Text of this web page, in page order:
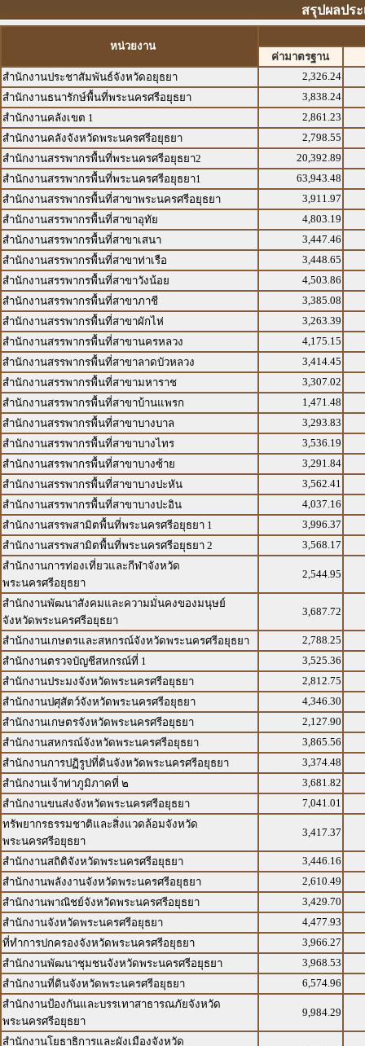
สรุปผลปร
หน่วยงาน
ค่ามาตรฐาน
สำนักงานประชาสัมพันธ์จังหวัดอยุธยา
2,326.24
สำนักงานธนารักษ์พื้นที่พระนครศรีอยุธยา
3,838.24
สำนักงานคลังเขต 1
2,861.23
สำนักงานคลังจังหวัดพระนครศรีอยุธยา
2,798.55
สำนักงานสรรพากรพื้นที่พระนครศรีอยุธยา2
20,392.89
สำนักงานสรรพากรพื้นที่พระนครศรีอยุธยา1
63,943.48
สำนักงานสรรพากรพื้นที่สาขาพระนครศรีอยุธยา
3,911.97
สำนักงานสรรพากรพื้นที่สาขาอุทัย
4,803.19
สำนักงานสรรพากรพื้นที่สาขาเสนา
3,447.46
สำนักงานสรรพากรพื้นที่สาขาท่าเรือ
3,448.65
สำนักงานสรรพากรพื้นที่สาขาวังน้อย
4,503.86
สำนักงานสรรพากรพื้นที่สาขาภาชี
3,385.08
สำนักงานสรรพากรพื้นที่สาขาผักไห่
3,263.39
สำนักงานสรรพากรพื้นที่สาขานครหลวง
4,175.15
สำนักงานสรรพากรพื้นที่สาขาลาดบัวหลวง
3,414.45
สำนักงานสรรพากรพื้นที่สาขามหาราช
3,307.02
สำนักงานสรรพากรพื้นที่สาขาบ้านแพรก
1,471.48
สำนักงานสรรพากรพื้นที่สาขาบางบาล
3,293.83
สำนักงานสรรพากรพื้นที่สาขาบางไทร
3,536.19
สำนักงานสรรพากรพื้นที่สาขาบางซ้าย
3,291.84
สำนักงานสรรพากรพื้นที่สาขาบางปะหัน
3,562.41
สำนักงานสรรพากรพื้นที่สาขาบางปะอิน
4,037.16
สำนักงานสรรพสามิตพื้นที่พระนครศรีอยุธยา 1
3,996.37
สำนักงานสรรพสามิตพื้นที่พระนครศรีอยุธยา 2
3,568.17
สำนักงานการท่องเที่ยวและกีฬาจังหวัด
พระนครศรีอยุธยา
2,544.95
สำนักงานพัฒนาสังคมและความมั่นคงของมนุษย์
จังหวัดพระนครศรีอยุธยา
3,687.72
สำนักงานเกษตรและสหกรณ์จังหวัดพระนครศรีอยุธยา
2,788.25
สำนักงานตรวจบัญชีสหกรณ์ที่ 1
3,525.36
สำนักงานประมงจังหวัดพระนครศรีอยุธยา
2,812.75
สำนักงานปศุสัตว์จังหวัดพระนครศรีอยุธยา
4,346.30
สำนักงานเกษตรจังหวัดพระนครศรีอยุธยา
2,127.90
สำนักงานสหกรณ์จังหวัดพระนครศรีอยุธยา
3,865.56
สำนักงานการปฏิรูปที่ดินจังหวัดพระนครศรีอยุธยา
3,374.48
สำนักงานเจ้าท่าภูมิภาคที่ ๒
3,681.82
สำนักงานขนส่งจังหวัดพระนครศรีอยุธยา
7,041.01
ทรัพยากรธรรมชาติและสิ่งแวดล้อมจังหวัด
พระนครศรีอยุธยา
3,417.37
สำนักงานสถิติจังหวัดพระนครศรีอยุธยา
3,446.16
สำนักงานพลังงานจังหวัดพระนครศรีอยุธยา
2,610.49
สำนักงานพาณิชย์จังหวัดพระนครศรีอยุธยา
3,429.70
สำนักงานจังหวัดพระนครศรีอยุธยา
4,477.93
ที่ทำการปกครองจังหวัดพระนครศรีอยุธยา
3,966.27
สำนักงานพัฒนาชุมชนจังหวัดพระนครศรีอยุธยา
3,968.53
สำนักงานที่ดินจังหวัดพระนครศรีอยุธยา
6,574.96
สำนักงานป้องกันและบรรเทาสาธารณภัยจังหวัด
พระนครศรีอยุธยา
9,984.29
สำนักงานโยธาธิการและผังเมืองจังหวัด